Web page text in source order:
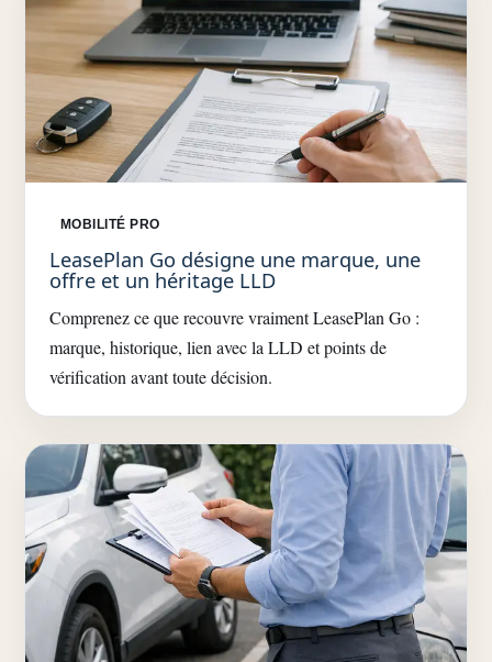
MOBILITÉ PRO
LeasePlan Go désigne une marque, une
offre et un héritage LLD
Comprenez ce que recouvre vraiment LeasePlan Go :
marque, historique, lien avec la LLD et points de
vérification avant toute décision.